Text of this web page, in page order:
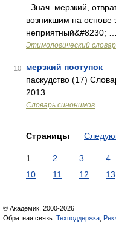
. Знач. мерзкий,
возникшим на основе
неприятный&#8230; …
Этимологический
10 мерзкий поступок —
паскудство (17)
2013 …
Словарь синонимов
Страницы
1 2 3 4
10
11 12 13
© Академик, 2000-2026
Обратная связь: Техподдержка